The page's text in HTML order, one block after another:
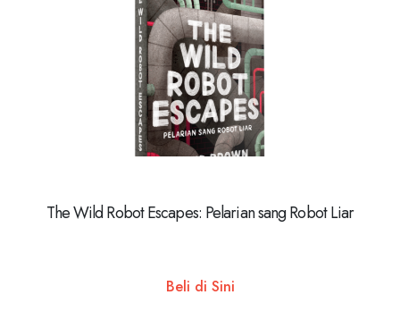
The Wild Robot Escapes: Pelarian sang Robot Liar
Beli di Sini